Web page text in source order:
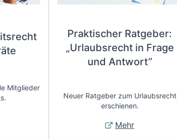
Mitglieder
Praktischer Ratgeber:
„Urlaubsrecht in Frage
und Antwort”
Neuer Ratgeber zum Urlaubsrecht
erschienen.
Mehr